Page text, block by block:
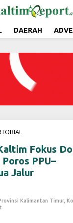
DAERAH
m
e
r
i
a
Fokus
PPU–
Jalur
Kalimantan Timur,